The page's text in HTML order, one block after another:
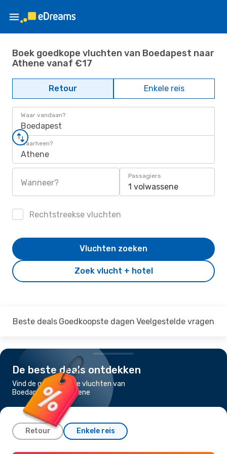
Boek goedkope vluchten van Boedapest naar
Athene vanaf €17
Retour Enkele reis
Waar vandaan?
Boedapest
Waarheen?
Athene
Wanneer?
Passagiers
1 volwassene
Rechtstreekse vluchten
Zoek vlucht + hotel
Vluchten zoeken
Beste deals Goedkoopste dagen Veelgestelde vragen
De beste deals ontdekken
Vind de goedkoopste vluchten van
Boedapest naar Athene
Retour Enkele reis